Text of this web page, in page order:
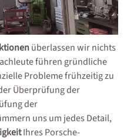
überlassen wir nichts
führen gründliche
Probleme frühzeitig zu
Überprüfung der
der
uns um jedes Detail,
Ihres Porsche-